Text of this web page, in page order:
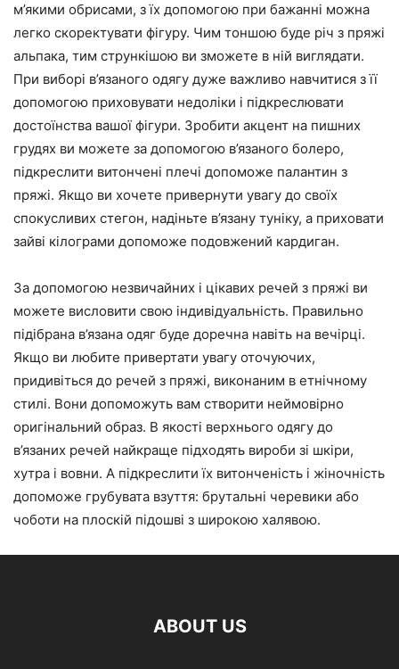
м’якими обрисами, з їх допомогою при бажанні можна
легко скоректувати фігуру. Чим тоншою буде річ з пряжі
альпака, тим стрункішою ви зможете в ній виглядати.
При виборі в’язаного одягу дуже важливо навчитися з її
допомогою приховувати недоліки і підкреслювати
достоїнства вашої фігури. Зробити акцент на пишних
грудях ви можете за допомогою в’язаного болеро,
підкреслити витончені плечі допоможе палантин з
пряжі. Якщо ви хочете привернути увагу до своїх
спокусливих стегон, надіньте в’язану туніку, а приховати
зайві кілограми допоможе подовжений кардиган.
За допомогою незвичайних і цікавих речей з пряжі ви
можете висловити свою індивідуальність. Правильно
підібрана в’язана одяг буде доречна навіть на вечірці.
Якщо ви любите привертати увагу оточуючих,
придивіться до речей з пряжі, виконаним в етнічному
стилі. Вони допоможуть вам створити неймовірно
оригінальний образ. В якості верхнього одягу до
в’язаних речей найкраще підходять вироби зі шкіри,
хутра і вовни. А підкреслити їх витонченість і жіночність
допоможе грубувата взуття: брутальні черевики або
чоботи на плоскій підошві з широкою халявою.
ABOUT US